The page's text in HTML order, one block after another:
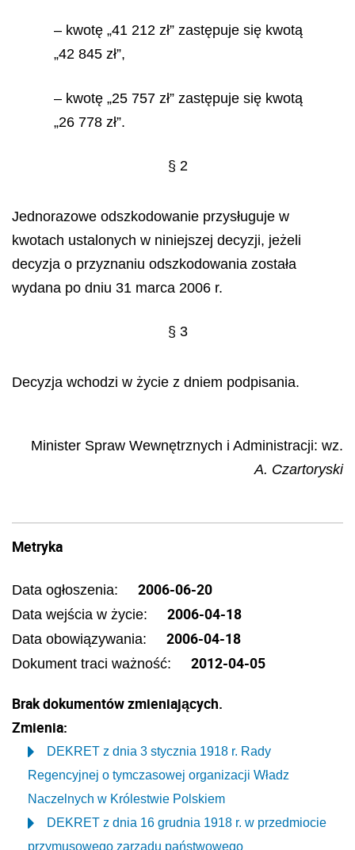
– kwotę „41 212 zł” zastępuje się kwotą
„42 845 zł”,
– kwotę „25 757 zł” zastępuje się kwotą
„26 778 zł”.
§ 2
Jednorazowe odszkodowanie przysługuje w
kwotach ustalonych w niniejszej decyzji, jeżeli
decyzja o przyznaniu odszkodowania została
wydana po dniu 31 marca 2006 r.
§ 3
Decyzja wchodzi w życie z dniem podpisania.
Minister Spraw Wewnętrznych i Administracji: wz.
A. Czartoryski
Metryka
Data ogłoszenia: 2006-06-20
Data wejścia w życie: 2006-04-18
Data obowiązywania: 2006-04-18
Dokument traci ważność: 2012-04-05
Brak dokumentów zmieniających.
Zmienia:
DEKRET z dnia 3 stycznia 1918 r. Rady
Regencyjnej o tymczasowej organizacji Władz
Naczelnych w Królestwie Polskiem
DEKRET z dnia 16 grudnia 1918 r. w przedmiocie
przymusowego zarządu państwowego